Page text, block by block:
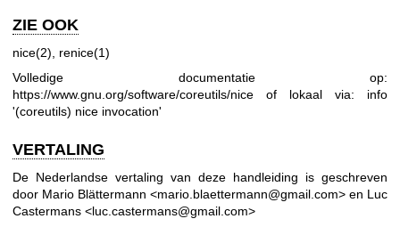
ZIE OOK
nice(2), renice(1)
Volledige documentatie op:
https://www.gnu.org/software/coreutils/nice
of lokaal via: info
'(coreutils) nice invocation'
VERTALING
De Nederlandse vertaling van deze handleiding is geschreven
door Mario Blättermann <mario.blaettermann@gmail.com> en Luc
Castermans <luc.castermans@gmail.com>